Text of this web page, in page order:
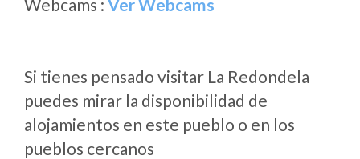
Webcams : Ver Webcams
Si tienes pensado visitar La Redondela
puedes mirar la disponibilidad de
alojamientos en este pueblo o en los
pueblos cercanos